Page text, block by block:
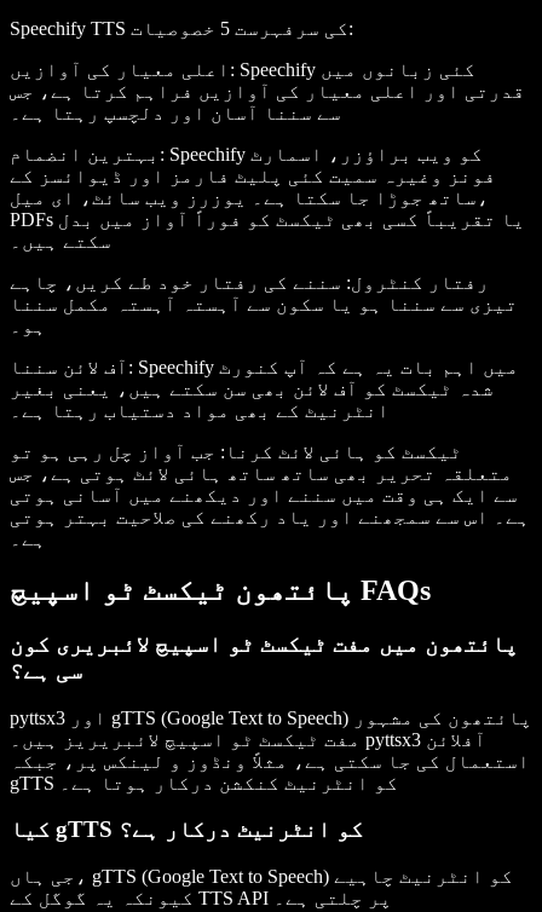
Speechify TTS کی سرفہرست 5 خصوصیات:
اعلی معیار کی آوازیں : Speechify کئی زبانوں میں
قدرتی اور اعلی معیار کی آوازیں فراہم کرتا ہے، جس
سے سننا آسان اور دلچسپ رہتا ہے۔
بہترین انضمام : Speechify کو ویب براؤزر، اسمارٹ
فونز وغیرہ سمیت کئی پلیٹ فارمز اور ڈیوائسز کے
ساتھ جوڑا جا سکتا ہے۔ یوزرز ویب سائٹ، ای میل،
PDFs یا تقریباً کسی بھی ٹیکسٹ کو فوراً آواز میں بدل
سکتے ہیں۔
رفتار کنٹرول: سننے کی رفتار خود طے کریں، چاہے
تیزی سے سننا ہو یا سکون سے آہستہ آہستہ مکمل سننا
ہو۔
آف لائن سننا : Speechify میں اہم بات یہ ہے کہ آپ کنورٹ
شدہ ٹیکسٹ کو آف لائن بھی سن سکتے ہیں، یعنی بغیر
انٹرنیٹ کے بھی مواد دستیاب رہتا ہے۔
ٹیکسٹ کو ہائی لائٹ کرنا : جب آواز چل رہی ہو تو
متعلقہ تحریر بھی ساتھ ساتھ ہائی لائٹ ہوتی ہے، جس
سے ایک ہی وقت میں سننے اور دیکھنے میں آسانی ہوتی
ہے۔ اس سے سمجھنے اور یاد رکھنے کی صلاحیت بہتر ہوتی
ہے۔
پائتھون ٹیکسٹ ٹو اسپیچ FAQs
پائتھون میں مفت ٹیکسٹ ٹو اسپیچ لائبریری کون
سی ہے؟
pyttsx3 gTTS (Google Text to Speech)
pyttsx3
استعمال کی جا سکتی ہے، مثلاً ونڈوز و لینکس پر، جبکہ
gTTS
کو انٹرنیٹ کنکشن درکار ہوتا ہے۔
کیا gTTS کو انٹرنیٹ درکار ہے؟
جی ہاں، gTTS (Google Text to Speech) کو انٹرنیٹ چاہیے
کیونکہ یہ گوگل کے TTS API پر چلتی ہے۔